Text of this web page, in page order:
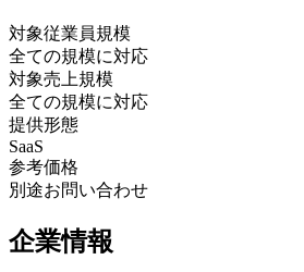
対象従業員規模
全ての規模に対応
対象売上規模
全ての規模に対応
提供形態
SaaS
参考価格
別途お問い合わせ
企業情報